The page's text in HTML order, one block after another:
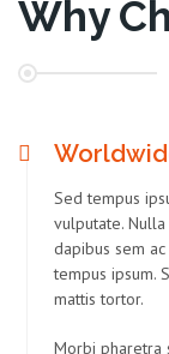
Why
Sed tempus
vulputate.
dapibus sem
tempus ipsum.
mattis tortor.
Morbi pharetra